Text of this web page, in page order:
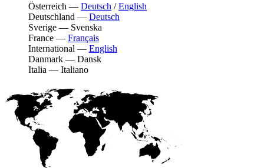
Österreich — Deutsch /English
Deutschland — Deutsch
Sverige — Svenska
France — Français
International — English
Danmark — Dansk
Italia — Italiano